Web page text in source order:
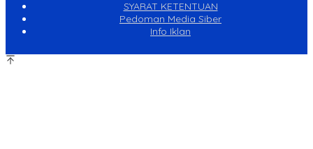
SYARAT KETENTUAN
Pedoman Media Siber
Info Iklan